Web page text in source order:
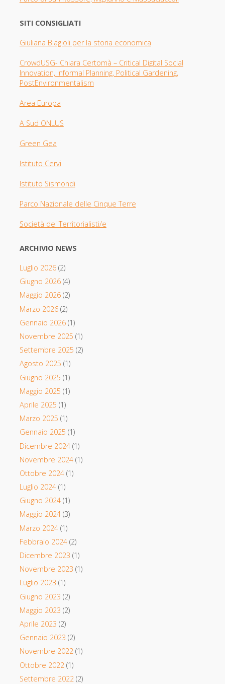
SITI CONSIGLIATI
Giuliana Biagioli per la storia economica
CrowdUSG- Chiara Certomà – Critical Digital Social
Innovation, Informal Planning, Political Gardening,
PostEnvironmentalism
Area Europa
A Sud ONLUS
Green Gea
Istituto Cervi
Istituto Sismondi
Parco Nazionale delle Cinque Terre
Società dei Territorialisti/e
ARCHIVIO NEWS
Luglio 2026(2)
Giugno 2026(4)
Maggio 2026(2)
Marzo 2026(2)
Gennaio 2026(1)
Novembre 2025 (1)
Settembre 2025 (2)
Agosto 2025 (1)
Giugno 2025 (1)
Maggio 2025 (1)
Aprile 2025 (1)
Marzo 2025 (1)
Gennaio 2025 (1)
Dicembre 2024(1)
Novembre 2024(1)
Ottobre 2024(1)
Luglio 2024(1)
Giugno 2024(1)
Maggio 2024(3)
Marzo 2024(1)
Febbraio 2024(2)
Dicembre 2023 (1)
Novembre 2023 (1)
Luglio 2023 (1)
Giugno 2023 (2)
Maggio 2023 (2)
Aprile 2023 (2)
Gennaio 2023 (2)
Novembre 2022(1)
Ottobre 2022 (1)
Settembre 2022 (2)